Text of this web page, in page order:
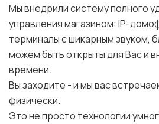
Мы внедрили систему полного
управления магазином: IP-
терминалы с шикарным звуком,
можем быть открыты для Вас и
времени.
Вы заходите - и мы вас
физически.
Это не просто технологии